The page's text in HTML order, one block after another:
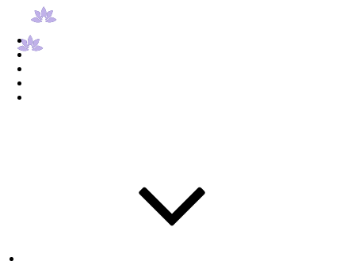
Medicinski center
Novice